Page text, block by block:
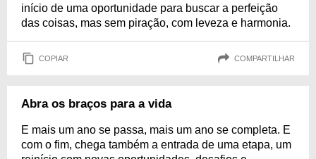
início de uma oportunidade para buscar a perfeição
das coisas, mas sem piração, com leveza e harmonia.
COPIAR COMPARTILHAR
Abra os braços para a vida
E mais um ano se passa, mais um ano se completa. E
com o fim, chega também a entrada de uma etapa, um